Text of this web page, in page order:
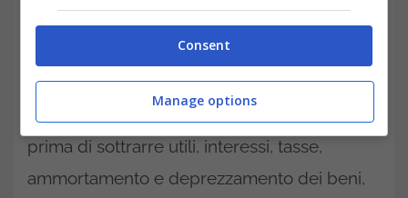
I dati relativi all’utile e al
dividendo dell’esercizio 2020
Ilmargine operativo lordo combined
(utile
prima di sottrarre utili, interessi, tasse,
ammortamento e deprezzamento dei beni,
Consent
Manage options